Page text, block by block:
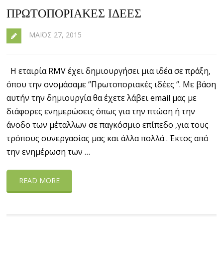
ΠΡΩΤΟΠΟΡΙΑΚΕΣ ΙΔΕΕΣ
ΜΆΙΟΣ 27, 2015
Η εταιρία RMV έχει δημιουργήσει μια ιδέα σε πράξη,
όπου την ονομάσαμε ‘’Πρωτοποριακές ιδέες ‘’. Με βάση
αυτήν την δημιουργία θα έχετε λάβει email μας με
διάφορες ενημερώσεις όπως για την πτώση ή την
άνοδο των μέταλλων σε παγκόσμιο επίπεδο ,για τους
τρόπους συνεργασίας μας και άλλα πολλά . Έκτος από
την ενημέρωση των …
READ MORE